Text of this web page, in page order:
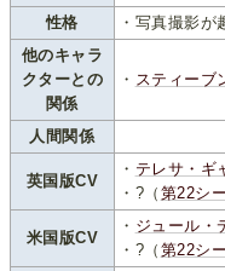
性格
・写真撮影が
他のキャラ
クターとの
関係
・ スティーブ
人間関係
英国版CV
・ テレサ・ギ
・?（ 第22シ
米国版CV
・ ジュール・
・?（ 第22シ